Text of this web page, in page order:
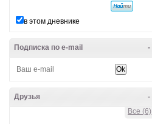
в этом дневнике
-
Подписка по e-mail
-
Друзья
Все (6)